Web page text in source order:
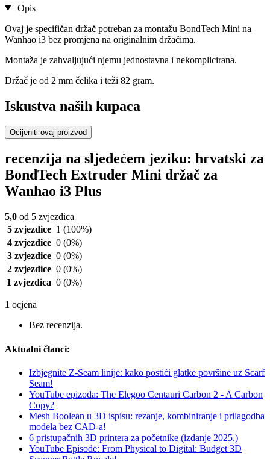
Opis
Ovaj je specifičan držač potreban za montažu BondTech Mini na
Wanhao i3 bez promjena na originalnim držačima.
Montaža je zahvaljujući njemu jednostavna i nekomplicirana.
Držač je od 2 mm čelika i teži 82 gram.
Iskustva naših kupaca
Ocijeniti ovaj proizvod
recenzija na sljedećem jeziku: hrvatski za
BondTech Extruder Mini držač za
Wanhao i3 Plus
5,0 od 5 zvjezdica
5 zvjezdice 1 (100%)
4 zvjezdice 0 (0%)
3 zvjezdice 0 (0%)
2 zvjezdice 0 (0%)
1 zvjezdica 0 (0%)
1 ocjena
Bez recenzija.
Aktualni članci:
Izbjegnite Z-Seam linije: kako postići glatke površine uz Scarf
Seam!
YouTube epizoda: The Elegoo Centauri Carbon 2 - A Carbon
Copy?
Mesh Boolean u 3D ispisu: rezanje, kombiniranje i prilagodba
modela bez CAD-a!
6 pristupačnih 3D printera za početnike (izdanje 2025.)
YouTube Episode: From Physical to Digital: Budget 3D